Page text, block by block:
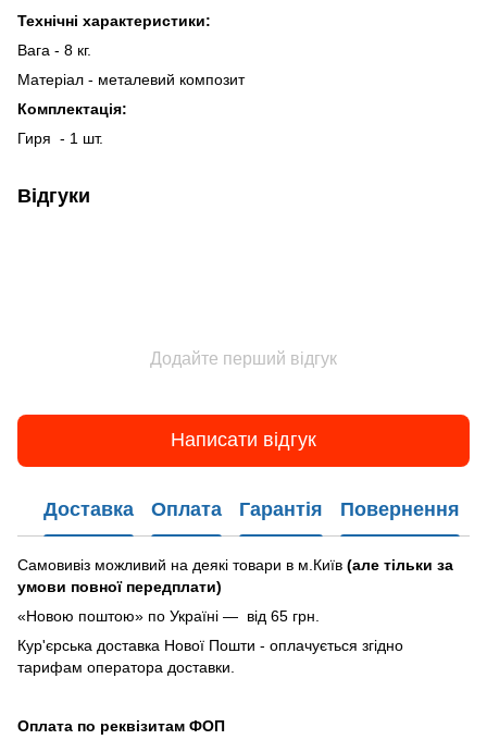
Технічні характеристики:
Вага - 8 кг.
Матеріал - металевий композит
Комплектація:
Гиря - 1 шт.
Відгуки
Додайте перший відгук
Написати відгук
Доставка Оплата Гарантія Повернення
Самовивіз можливий на деякі товари в м.Київ (але тільки за
умови повної передплати)
«Новою поштою» по Україні — від 65 грн.
Кур'єрська доставка Нової Пошти - оплачується згідно
тарифам оператора доставки.
Оплата по реквізитам ФОП